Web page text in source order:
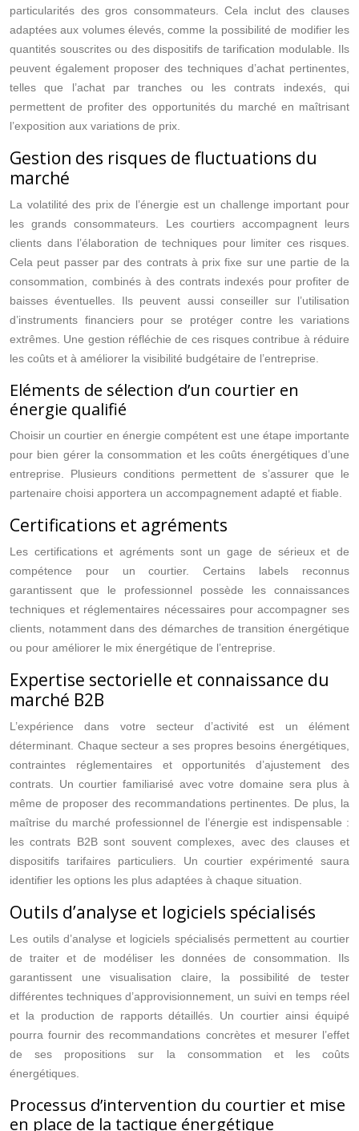
particularités des gros consommateurs. Cela inclut des clauses
adaptées aux volumes élevés, comme la possibilité de modifier les
quantités souscrites ou des dispositifs de tarification modulable. Ils
peuvent également proposer des techniques d’achat pertinentes,
telles que l’achat par tranches ou les contrats indexés, qui
permettent de profiter des opportunités du marché en maîtrisant
l’exposition aux variations de prix.
Gestion des risques de fluctuations du
marché
La volatilité des prix de l’énergie est un challenge important pour
les grands consommateurs. Les courtiers accompagnent leurs
clients dans l’élaboration de techniques pour limiter ces risques.
Cela peut passer par des contrats à prix fixe sur une partie de la
consommation, combinés à des contrats indexés pour profiter de
baisses éventuelles. Ils peuvent aussi conseiller sur l’utilisation
d’instruments financiers pour se protéger contre les variations
extrêmes. Une gestion réfléchie de ces risques contribue à réduire
les coûts et à améliorer la visibilité budgétaire de l’entreprise.
Eléments de sélection d’un courtier en
énergie qualifié
Choisir un courtier en énergie compétent est une étape importante
pour bien gérer la consommation et les coûts énergétiques d’une
entreprise. Plusieurs conditions permettent de s’assurer que le
partenaire choisi apportera un accompagnement adapté et fiable.
Certifications et agréments
Les certifications et agréments sont un gage de sérieux et de
compétence pour un courtier. Certains labels reconnus
garantissent que le professionnel possède les connaissances
techniques et réglementaires nécessaires pour accompagner ses
clients, notamment dans des démarches de transition énergétique
ou pour améliorer le mix énergétique de l’entreprise.
Expertise sectorielle et connaissance du
marché B2B
L’expérience dans votre secteur d’activité est un élément
déterminant. Chaque secteur a ses propres besoins énergétiques,
contraintes réglementaires et opportunités d’ajustement des
contrats. Un courtier familiarisé avec votre domaine sera plus à
même de proposer des recommandations pertinentes. De plus, la
maîtrise du marché professionnel de l’énergie est indispensable :
les contrats B2B sont souvent complexes, avec des clauses et
dispositifs tarifaires particuliers. Un courtier expérimenté saura
identifier les options les plus adaptées à chaque situation.
Outils d’analyse et logiciels spécialisés
Les outils d’analyse et logiciels spécialisés permettent au courtier
de traiter et de modéliser les données de consommation. Ils
garantissent une visualisation claire, la possibilité de tester
différentes techniques d’approvisionnement, un suivi en temps réel
et la production de rapports détaillés. Un courtier ainsi équipé
pourra fournir des recommandations concrètes et mesurer l’effet
de ses propositions sur la consommation et les coûts
énergétiques.
Processus d’intervention du courtier et mise
en place de la tactique énergétique